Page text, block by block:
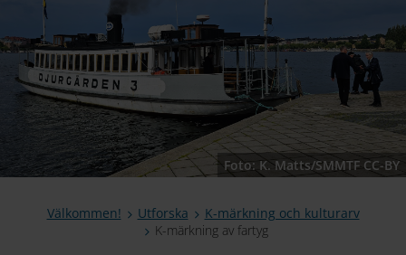
Foto: K. Matts/SMMTF CC-BY
Välkommen! Utforska
K-märkning och kulturarv
K-märkning av fartyg